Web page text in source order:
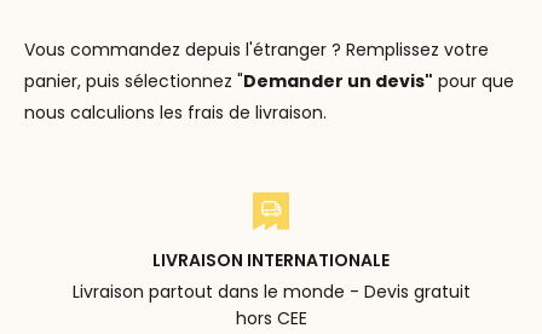
Vous commandez depuis l'étranger ? Remplissez votre
panier, puis sélectionnez "Demander un devis" pour que
nous calculions les frais de livraison.
LIVRAISON INTERNATIONALE
Livraison partout dans le monde - Devis gratuit
hors CEE